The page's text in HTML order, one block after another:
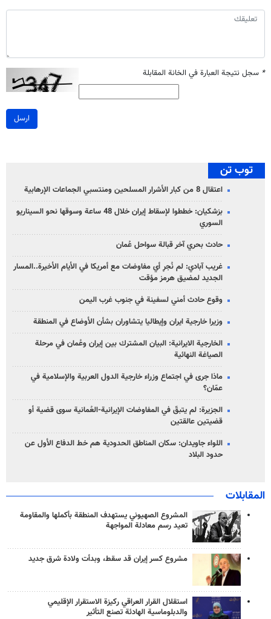
* سجل نتيجة العبارة في الخانة المقابلة
ارسل
توب تن
اعتقال 8 من كبار الأشرار المسلحين ومنتسبي الجماعات الإرهابية
بزشكيان: خططوا لإسقاط إيران خلال 48 ساعة وسوقها نحو السيناريو
السوري
حادث بحري آخر قبالة سواحل عُمان
غريب آبادي: لم نُجرِ أي مفاوضات مع أمريكا في الأيام الأخيرة..المسار
الجديد لمضيق هرمز مؤقت
وقوع حادث أمني لسفينة في جنوب غرب اليمن
وزيرا خارجية ايران وإيطاليا يتشاوران بشأن الأوضاع في المنطقة
الخارجية الايرانية: البيان المشترك بين إيران وعُمان في مرحلة
الصياغة النهائية
ماذا جرى في اجتماع وزراء خارجية الدول العربية والإسلامية في
عمّان؟
الجزيرة: لم يتبقّ في المفاوضات الإيرانية-العُمانية سوى قضية أو
قضيتين عالقتين
اللواء جاويدان: سكان المناطق الحدودية هم خط الدفاع الأول عن
حدود البلاد
المقابلات
المشروع الصهيوني يستهدف المنطقة بأكملها والمقاومة
تعيد رسم معادلة المواجهة
مشروع كسر إيران قد سقط، وبدأت ولادة شرق جديد
استقلال القرار العراقي ركيزة الاستقرار الإقليمي
والدبلوماسية الهادئة تصنع التأثير